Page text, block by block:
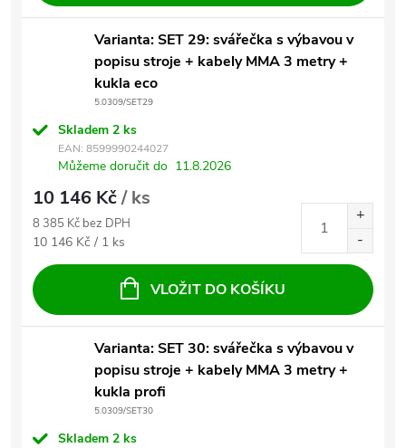
Varianta: SET 29: svářečka s výbavou v
popisu stroje + kabely MMA 3 metry +
kukla eco
5.0309/SET29
Skladem 2 ks
EAN: 8599990244027
Můžeme doručit do 11.8.2026
10 146 Kč/ ks
8 385 Kč bez DPH
Měrná cena:
10 146 Kč / 1 ks
VLOŽIT DO KOŠÍKU
Varianta: SET 30: svářečka s výbavou v
popisu stroje + kabely MMA 3 metry +
kukla profi
5.0309/SET30
Skladem 2 ks